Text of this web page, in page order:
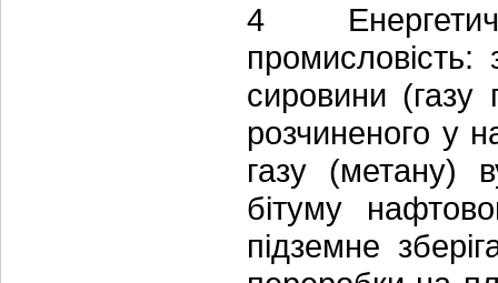
4
промисловість:
сировини (газу
розчиненого у
газу (метану)
бітуму
підземне